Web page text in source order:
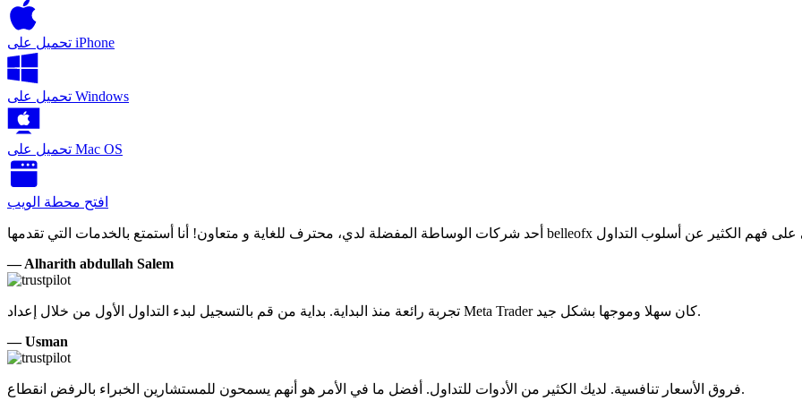
iPhone
Windows
Mac OS
افتح محطة الويب
— Alharith abdullah Salem
تجربة رائعة منذ البداية. بداية من قم بالتسجيل لبدء التداول الأول من خلال إعداد Meta Trader كان سهلا وموجها بشكل جيد.
— Usman
فروق الأسعار تنافسية. لديك الكثير من الأدوات للتداول. أفضل ما في الأمر هو أنهم يسمحون للمستشارين الخبراء بالرفض انقطاع.